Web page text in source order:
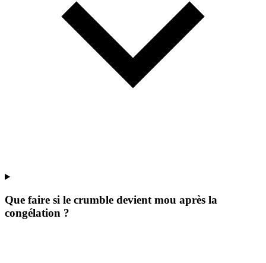
Que faire si le crumble devient mou après la
congélation ?